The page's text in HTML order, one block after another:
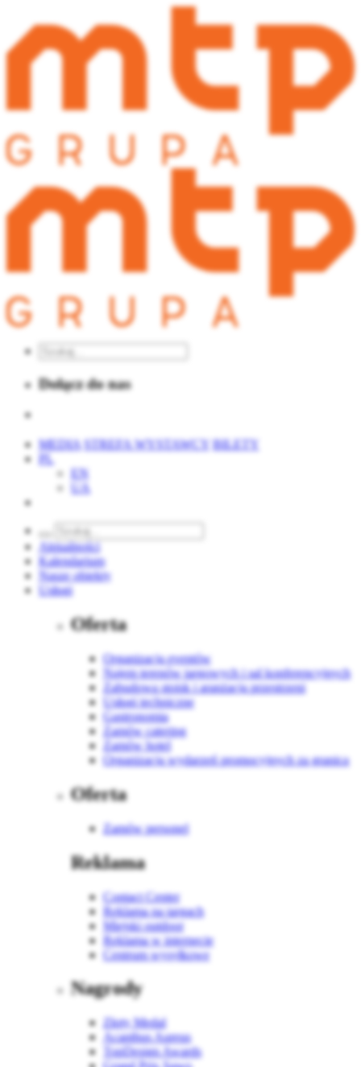
Dołącz do nas
MEDIA STREFA WYSTAWCY BILETY
PL
EN
UA
Aktualności
Kalendarium
Nasze obiekty
Usługi
Oferta
Organizacja eventów
Najem terenów targowych i sal konferencyjnych
Zabudowa stoisk i aranżacja przestrzeni
Usługi techniczne
Gastronomia
Zamów catering
Zamów hotel
Organizacja wydarzeń promocyjnych za granicą
Oferta
Zamów personel
Reklama
Contact Center
Reklama na targach
Miejski outdoor
Reklama w internecie
Centrum wysyłkowe
Nagrody
Złoty Medal
Acanthus Aureus
TopDesign Awards